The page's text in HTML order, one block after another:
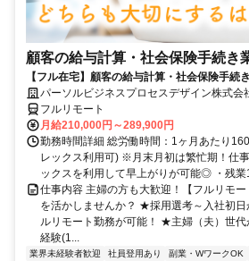
顧客の給与計算・社会保険手続き
【フル在宅】顧客の給与計算・社会保険手続
パーソルビジネスプロセスデザイン株式会
フルリモート
月給210,000円～289,900円
勤務時間詳細 総労働時間：1ヶ月あたり
レックス利用可) ※月末月初は繁忙期！仕
ックスを利用して早上がりが可能◎ ・残業
仕事内容 主婦の方も大歓迎！【フルリモ
を活かしませんか？ ★採用選考～入社初
ルリモート勤務が可能！ ★主婦（夫）世
経験(1...
業界未経験者歓迎 社員登用あり 副業・WワークOK